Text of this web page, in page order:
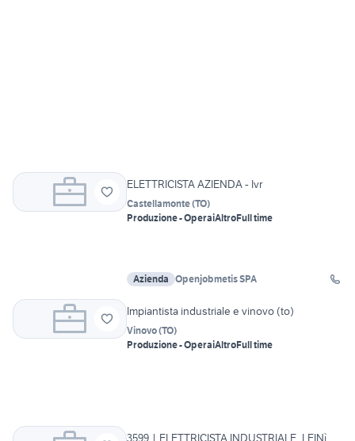
ELETTRICISTA AZIENDA - Ivr
Castellamonte(TO)
Produzione - OperaiAltroFull time
Azienda Openjobmetis SPA
Impiantista industriale e vinovo (to)
Vinovo(TO)
Produzione - OperaiAltroFull time
3599 | ELETTRICISTA INDUSTRIALE_LEINì